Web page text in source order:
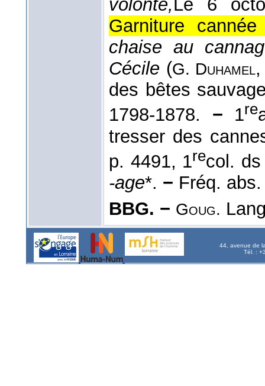
volonté,Le 6
Garniture
chaise au
Cécile (G. Duhamel
des bêtes
1798-1878. − 1re
tresser des
p. 4491, 1recol.
-age*. − Fréq.
BBG. − Goug.
44, avenue de
Tél. :